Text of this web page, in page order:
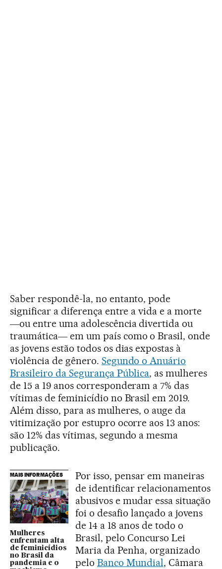
Saber respondê-la, no entanto, pode
significar a diferença entre a vida e a morte
―ou entre uma adolescência divertida ou
traumática― em um país como o Brasil, onde
as jovens estão todos os dias expostas à
violência de gênero. Segundo o Anuário
Brasileiro da Segurança Pública, as mulheres
de 15 a 19 anos corresponderam a 7% das
vítimas de feminicídio no Brasil em 2019.
Além disso, para as mulheres, o auge da
vitimização por estupro ocorre aos 13 anos:
são 12% das vítimas, segundo a mesma
publicação.
MAIS INFORMAÇÕES
Mulheres
enfrentam alta
de feminicídios
no Brasil da
pandemia e o
Por isso, pensar em maneiras
de identificar relacionamentos
abusivos e mudar essa situação
foi o desafio lançado a jovens
de 14 a 18 anos de todo o
Brasil, pelo Concurso Lei
Maria da Penha, organizado
pelo Banco Mundial, Câmara